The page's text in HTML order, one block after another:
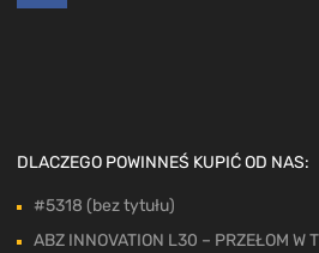
DLACZEGO POWINNEŚ KUPIĆ OD NAS:
#5318 (bez tytułu)
ABZ INNOVATION L30 – PRZEŁOM W